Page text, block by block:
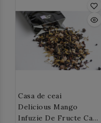
gr) si se lasa la infuzat
5-8 minute. In mod
traditional se bea cu
lapte si zahar sau
Casa de ceai
Delicious Mango
Infuzie De Fructe Casa